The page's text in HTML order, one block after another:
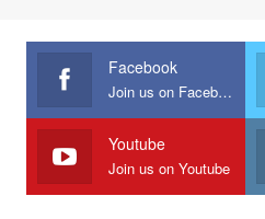
Facebook
Join us on Facebook
Youtube
Join us on Youtube